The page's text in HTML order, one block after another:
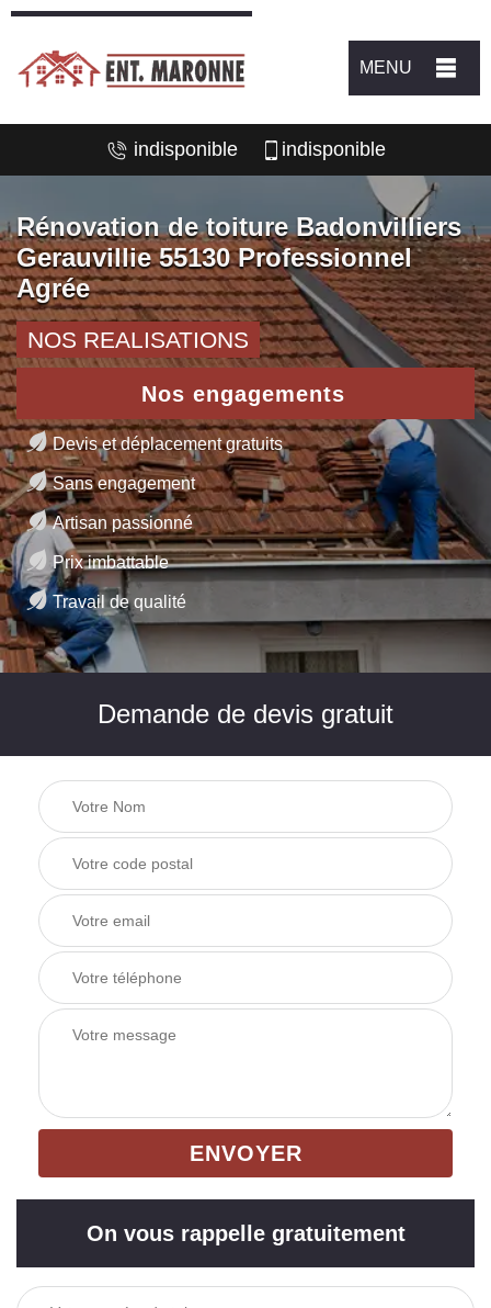
MENU
indisponible indisponible
Rénovation de toiture Badonvilliers
Gerauvillie 55130 Professionnel
Agrée
NOS REALISATIONS
Nos engagements
Devis et déplacement gratuits
Sans engagement
Artisan passionné
Prix imbattable
Travail de qualité
Demande de devis gratuit
On vous rappelle gratuitement